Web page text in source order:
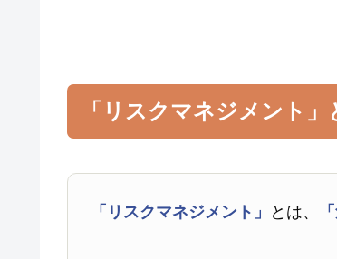
「リスクマネジメント」
「リスクマネジメント」 とは、